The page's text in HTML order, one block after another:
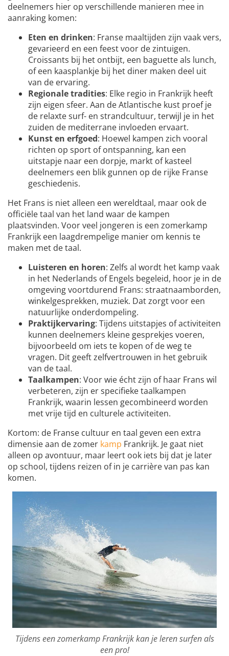
deelnemers hier op verschillende manieren mee in
aanraking komen:
Eten en drinken: Franse maaltijden zijn vaak vers,
gevarieerd en een feest voor de zintuigen.
Croissants bij het ontbijt, een baguette als lunch,
of een kaasplankje bij het diner maken deel uit
van de ervaring.
Regionale tradities: Elke regio in Frankrijk heeft
zijn eigen sfeer. Aan de Atlantische kust proef je
de relaxte surf- en strandcultuur, terwijl je in het
zuiden de mediterrane invloeden ervaart.
Kunst en erfgoed: Hoewel kampen zich vooral
richten op sport of ontspanning, kan een
uitstapje naar een dorpje, markt of kasteel
deelnemers een blik gunnen op de rijke Franse
geschiedenis.
Het Frans is niet alleen een wereldtaal, maar ook de
officiële taal van het land waar de kampen
plaatsvinden. Voor veel jongeren is een zomerkamp
Frankrijk een laagdrempelige manier om kennis te
maken met de taal.
Luisteren en horen: Zelfs al wordt het kamp vaak
in het Nederlands of Engels begeleid, hoor je in de
omgeving voortdurend Frans: straatnaamborden,
winkelgesprekken, muziek. Dat zorgt voor een
natuurlijke onderdompeling.
Praktijkervaring: Tijdens uitstapjes of activiteiten
kunnen deelnemers kleine gesprekjes voeren,
bijvoorbeeld om iets te kopen of de weg te
vragen. Dit geeft zelfvertrouwen in het gebruik
van de taal.
Taalkampen: Voor wie écht zijn of haar Frans wil
verbeteren, zijn er specifieke taalkampen
Frankrijk, waarin lessen gecombineerd worden
met vrije tijd en culturele activiteiten.
Kortom: de Franse cultuur en taal geven een extra
dimensie aan de zomer kamp Frankrijk. Je gaat niet
alleen op avontuur, maar leert ook iets bij dat je later
op school, tijdens reizen of in je carrière van pas kan
komen.
Tijdens een zomerkamp Frankrijk kan je leren surfen als
een pro!